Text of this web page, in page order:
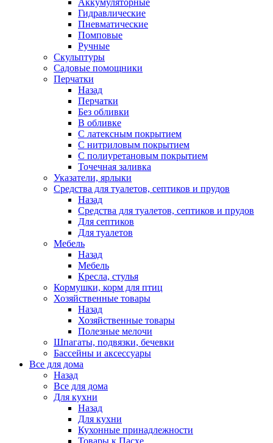
Аккумуляторные
Гидравлические
Пневматические
Помповые
Ручные
Скульптуры
Садовые помощники
Перчатки
Назад
Перчатки
Без обливки
В обливке
С латексным покрытием
С нитриловым покрытием
С полиуретановым покрытием
Точечная заливка
Указатели, ярлыки
Средства для туалетов, септиков и прудов
Назад
Средства для туалетов, септиков и прудов
Для септиков
Для туалетов
Мебель
Назад
Мебель
Кресла, стулья
Кормушки, корм для птиц
Хозяйственные товары
Назад
Хозяйственные товары
Полезные мелочи
Шпагаты, подвязки, бечевки
Бассейны и аксессуары
Все для дома
Назад
Все для дома
Для кухни
Назад
Для кухни
Кухонные принадлежности
Товары к Пасхе